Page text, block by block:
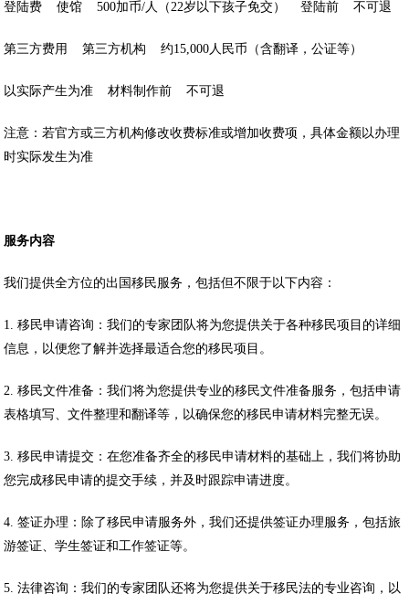
登陆费 使馆 500加币/人（22岁以下孩子免交） 登陆前 不可退
第三方费用 第三方机构 约15,000人民币（含翻译，公证等）
以实际产生为准 材料制作前 不可退
注意：若官方或三方机构修改收费标准或增加收费项，具体金额以办理
时实际发生为准
服务内容
我们提供全方位的出国移民服务，包括但不限于以下内容：
1. 移民申请咨询：我们的专家团队将为您提供关于各种移民项目的详细
信息，以便您了解并选择最适合您的移民项目。
2. 移民文件准备：我们将为您提供专业的移民文件准备服务，包括申请
表格填写、文件整理和翻译等，以确保您的移民申请材料完整无误。
3. 移民申请提交：在您准备齐全的移民申请材料的基础上，我们将协助
您完成移民申请的提交手续，并及时跟踪申请进度。
4. 签证办理：除了移民申请服务外，我们还提供签证办理服务，包括旅
游签证、学生签证和工作签证等。
5. 法律咨询：我们的专家团队还将为您提供关于移民法的专业咨询，以